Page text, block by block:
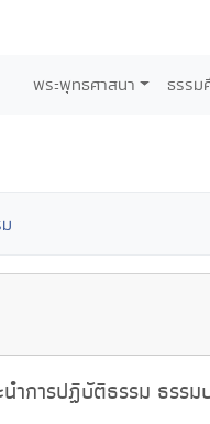
พระพุทธศาสนา ธรรม
ำการปฏิบัติธรรม ธรร